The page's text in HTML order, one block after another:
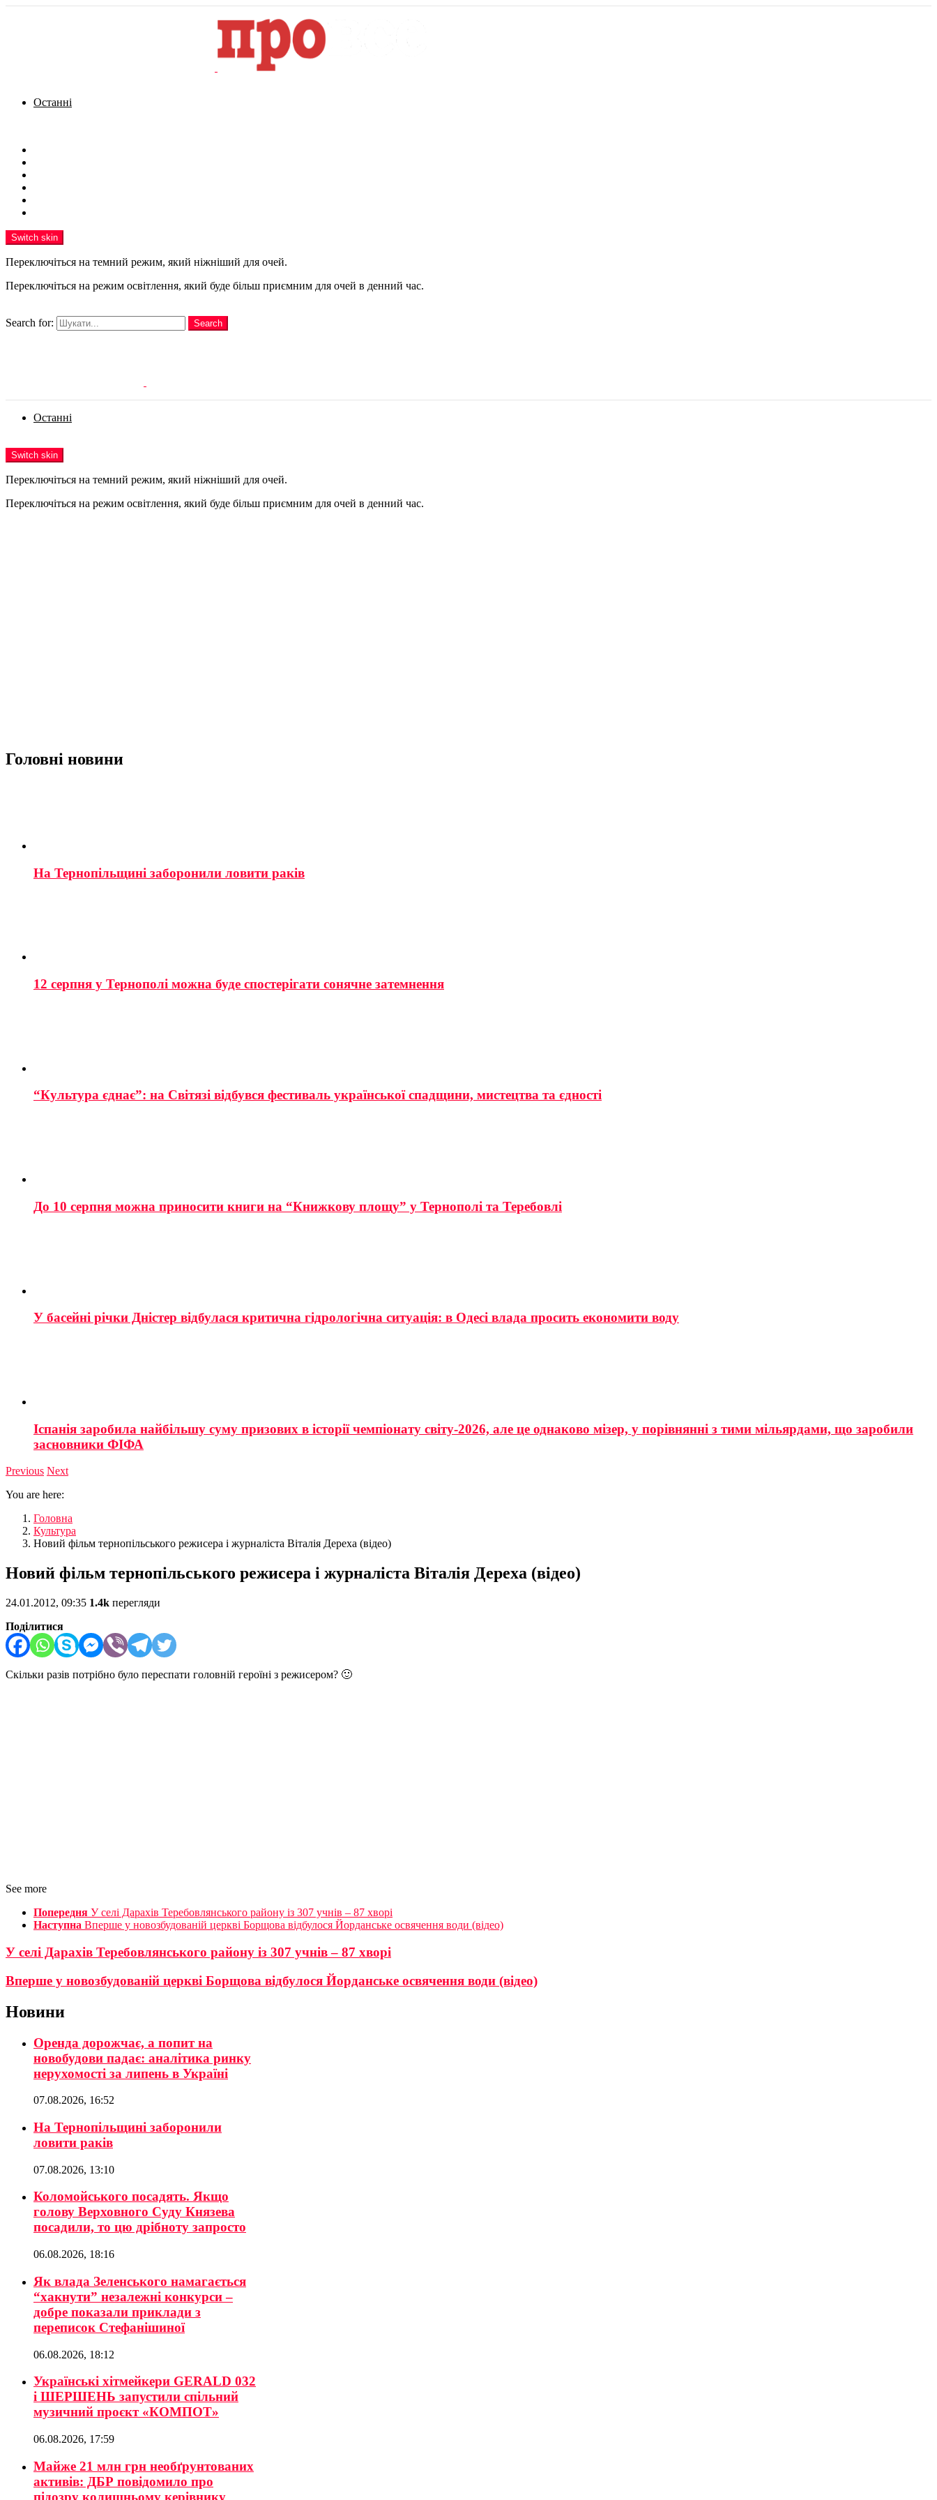
Останні
Switch skin
Переключіться на темний режим, який ніжніший для очей.
Переключіться на режим освітлення, який буде більш приємним для очей в денний час.
Search for:
Search
Останні
Switch skin
Переключіться на темний режим, який ніжніший для очей.
Переключіться на режим освітлення, який буде більш приємним для очей в денний час.
Головні новини
На Тернопільщині заборонили ловити раків
12 серпня у Тернополі можна буде спостерігати сонячне затемнення
“Культура єднає”: на Світязі відбувся фестиваль української спадщини, мистецтва та єдності
До 10 серпня можна приносити книги на “Книжкову площу” у Тернополі та Теребовлі
У басейні річки Дністер відбулася критична гідрологічна ситуація: в Одесі влада просить економити воду
Іспанія заробила найбільшу суму призових в історії чемпіонату світу-2026, але це однаково мізер, у порівнянні з тими мільярдами, що заробили
засновники ФІФА
Previous Next
You are here:
Головна
Культура
Новий фільм тернопільського режисера і журналіста Віталія Дереха (відео)
Новий фільм тернопільського режисера і журналіста Віталія Дереха (відео)
24.01.2012, 09:35 1.4k перегляди
Поділитися
Скільки разів потрібно було переспати головній героїні з режисером? 🙂
See more
Попередня У селі Дарахів Теребовлянського району із 307 учнів – 87 хворі
Наступна Вперше у новозбудованій церкві Борщова відбулося Йорданське освячення води (відео)
У селі Дарахів Теребовлянського району із 307 учнів – 87 хворі
Вперше у новозбудованій церкві Борщова відбулося Йорданське освячення води (відео)
Новини
Оренда дорожчає, а попит на
новобудови падає: аналітика ринку
нерухомості за липень в Україні
07.08.2026, 16:52
На Тернопільщині заборонили
ловити раків
07.08.2026, 13:10
Коломойського посадять. Якщо
голову Верховного Суду Князева
посадили, то цю дрібноту запросто
06.08.2026, 18:16
Як влада Зеленського намагається
“хакнути” незалежні конкурси –
добре показали приклади з
переписок Стефанішиної
06.08.2026, 18:12
Українські хітмейкери GERALD 032
і ШЕРШЕНЬ запустили спільний
музичний проєкт «КОМПОТ»
06.08.2026, 17:59
Майже 21 млн грн необґрунтованих
активів: ДБР повідомило про
підозру колишньому керівнику